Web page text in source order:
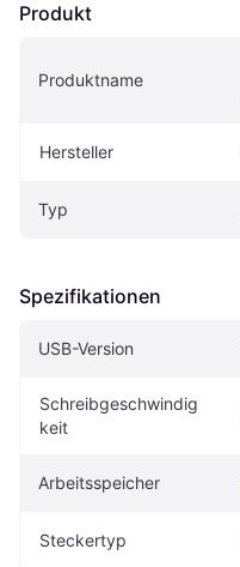
Produkt
Produktname
Hersteller
Typ
Spezifikationen
USB-Version
Schreibgeschwindig
keit
Arbeitsspeicher
Steckertyp